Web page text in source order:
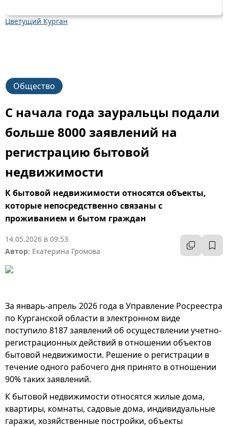
Цветущий Курган
Общество
С начала года зауральцы подали
больше 8000 заявлений на
регистрацию бытовой
недвижимости
К бытовой недвижимости относятся объекты,
которые непосредственно связаны с
проживанием и бытом граждан
14.05.2026 в 09:53
Автор: Екатерина Громова
За январь-апрель 2026 года в Управление Росреестра
по Курганской области в электронном виде
поступило 8187 заявлений об осуществлении учетно-
регистрационных действий в отношении объектов
бытовой недвижимости. Решение о регистрации в
течение одного рабочего дня принято в отношении
90% таких заявлений.
К бытовой недвижимости относятся жилые дома,
квартиры, комнаты, садовые дома, индивидуальные
гаражи, хозяйственные постройки, объекты